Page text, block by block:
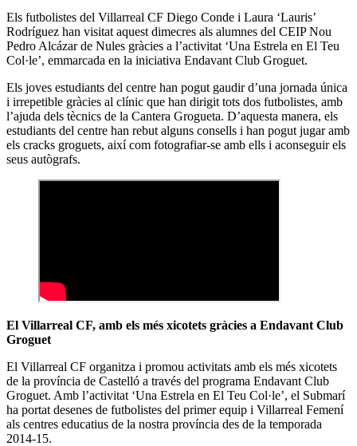
Els futbolistes del Villarreal CF Diego Conde i Laura ‘Lauris’
Rodríguez han visitat aquest dimecres als alumnes del CEIP Nou
Pedro Alcázar de Nules gràcies a l’activitat ‘Una Estrela en El Teu
Col·le’, emmarcada en la iniciativa Endavant Club Groguet.
Els joves estudiants del centre han pogut gaudir d’una jornada única
i irrepetible gràcies al clínic que han dirigit tots dos futbolistes, amb
l’ajuda dels tècnics de la Cantera Grogueta. D’aquesta manera, els
estudiants del centre han rebut alguns consells i han pogut jugar amb
els cracks groguets, així com fotografiar-se amb ells i aconseguir els
seus autògrafs.
El Villarreal CF, amb els més xicotets gràcies a Endavant Club
Groguet
El Villarreal CF organitza i promou activitats amb els més xicotets
de la província de Castelló a través del programa Endavant Club
Groguet. Amb l’activitat ‘Una Estrela en El Teu Col·le’, el Submarí
ha portat desenes de futbolistes del primer equip i Villarreal Femení
als centres educatius de la nostra província des de la temporada
2014-15.